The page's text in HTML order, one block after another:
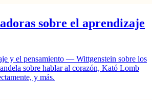
sobre el aprendizaje
y el pensamiento — Wittgenstein sobre los
sobre hablar al corazón, Kató Lomb
y más.